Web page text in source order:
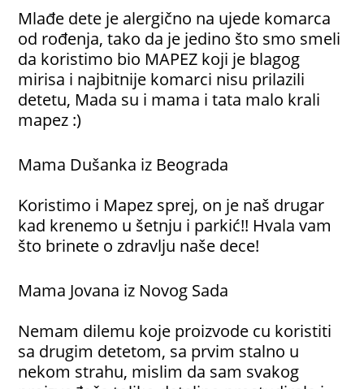
Mlađe dete je alergično na ujede komarca
od rođenja, tako da je jedino što smo smeli
da koristimo bio MAPEZ koji je blagog
mirisa i najbitnije komarci nisu prilazili
detetu, Mada su i mama i tata malo krali
mapez :)
Mama Dušanka iz Beograda
Koristimo i Mapez sprej, on je naš drugar
kad krenemo u šetnju i parkić!! Hvala vam
što brinete o zdravlju naše dece!
Mama Jovana iz Novog Sada
Nemam dilemu koje proizvode cu koristiti
sa drugim detetom, sa prvim stalno u
nekom strahu, mislim da sam svakog